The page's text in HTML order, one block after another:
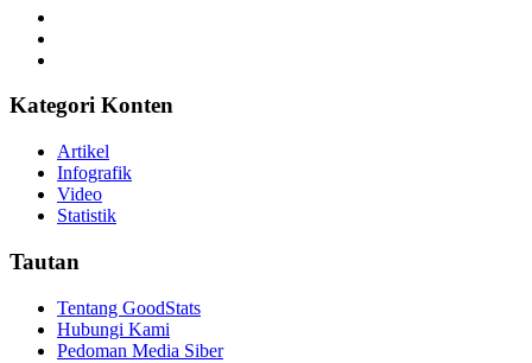
Kategori Konten
Artikel
Infografik
Video
Statistik
Tautan
Tentang GoodStats
Hubungi Kami
Pedoman Media Siber